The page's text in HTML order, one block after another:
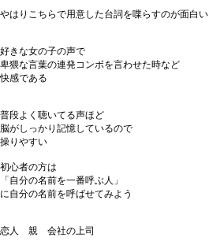
やはりこちらで用意した台詞を喋らすのが面白い
好きな女の子の声で
卑猥な言葉の連発コンボを言わせた時など
快感である
普段よく聴いてる声ほど
脳がしっかり記憶しているので
操りやすい
初心者の方は
「自分の名前を一番呼ぶ人」
に自分の名前を呼ばせてみよう
恋人 親 会社の上司